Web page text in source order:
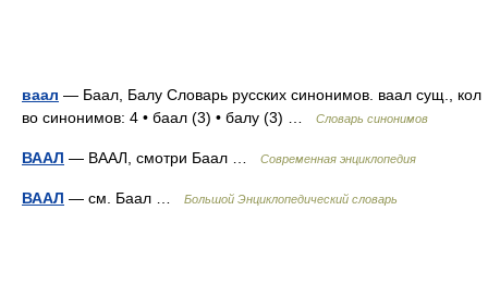
ваал — Баал, Балу Словарь русских синонимов. ваал сущ., кол
во синонимов: 4 • баал (3) • балу (3) …
Словарь синонимов
ВААЛ — ВААЛ, смотри Баал … Современная энциклопедия
ВААЛ — см. Баал … Большой Энциклопедический словарь